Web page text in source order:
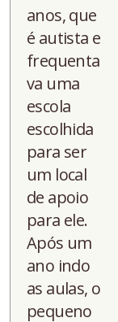
anos, que
é autista e
frequenta
va uma
escola
escolhida
para ser
um local
de apoio
para ele.
Após um
ano indo
as aulas, o
pequeno